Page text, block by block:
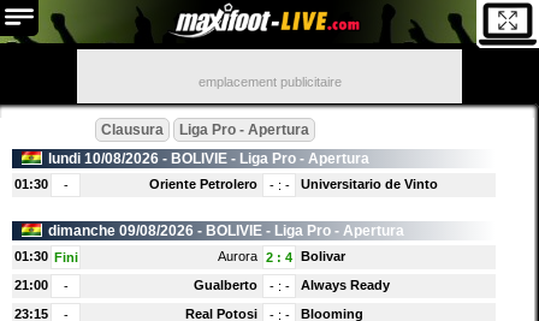
emplacement publicitaire
Clausura
Liga Pro - Apertura
lundi 10/08/2026 - BOLIVIE - Liga Pro - Apertura
01:30 - Oriente Petrolero -: - Universitario de Vinto
dimanche 09/08/2026 - BOLIVIE - Liga Pro - Apertura
01:30 Fini Aurora 2 : 4
Bolivar
21:00
- Gualberto -: -
Always Ready
23:15
- Real Potosi -: - Blooming